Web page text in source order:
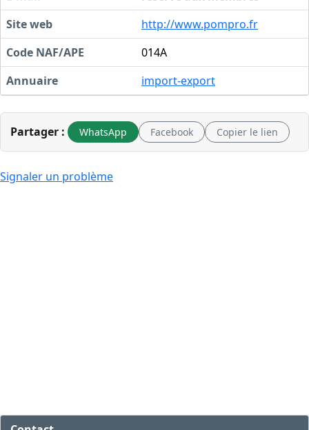
Site web
http://www.pompro.fr
Code NAF/APE
014A
Annuaire
import-export
Partager : WhatsApp Facebook Copier le lien
Signaler un problème